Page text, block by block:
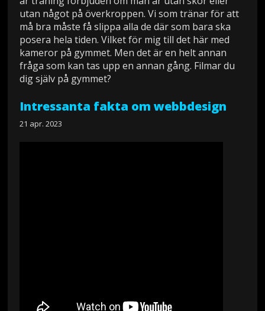
utan något på överkroppen. Vi som tränar för att
må bra måste få slippa alla de där som bara ska
posera hela tiden. Vilket för mig till det här med
kameror på gymmet. Men det är en helt annan
fråga som kan tas upp en annan gång. Filmar du
dig själv på gymmet?
Intressanta fakta om webbdesign
21 apr. 2023